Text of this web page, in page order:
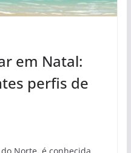
em Natal:
perfis de